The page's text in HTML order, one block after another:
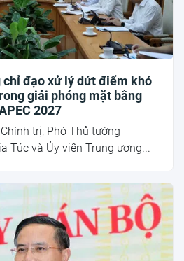
chỉ đạo xử lý dứt điểm khó
giải phóng mặt bằng
2027
trị, Phó Thủ tướng
Túc và Ủy viên Trung ương...